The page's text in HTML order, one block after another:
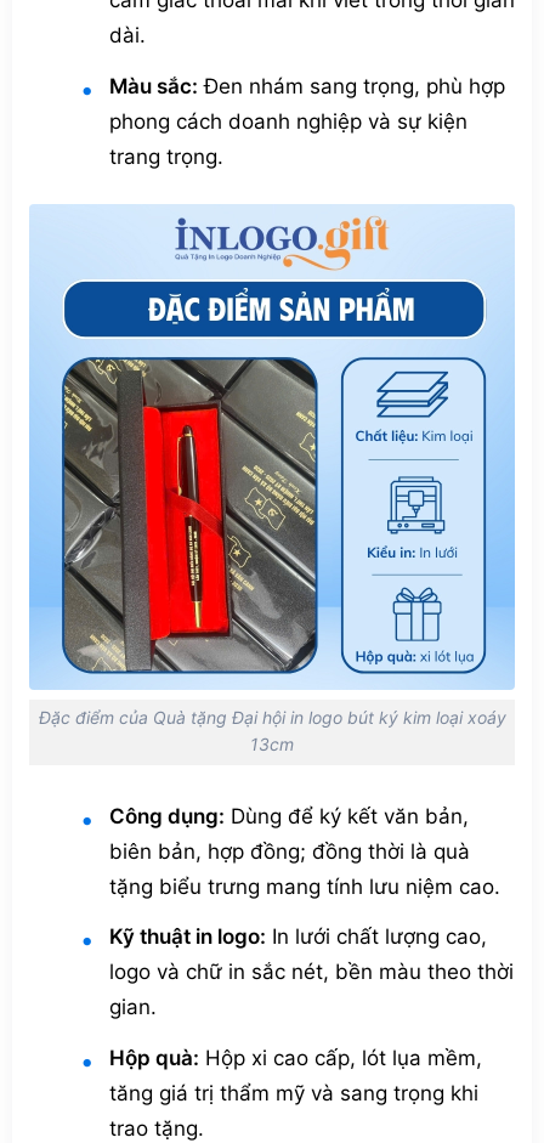
dài.
Màu sắc: Đen nhám sang trọng, phù hợp
phong cách doanh nghiệp và sự kiện
trang trọng.
Đặc điểm của Quà tặng Đại hội in logo bút ký kim loại xoáy
13cm
Công dụng: Dùng để ký kết văn bản,
biên bản, hợp đồng; đồng thời là quà
tặng biểu trưng mang tính lưu niệm cao.
Kỹ thuật in logo: In lưới chất lượng cao,
logo và chữ in sắc nét, bền màu theo thời
gian.
Hộp quà: Hộp xi cao cấp, lót lụa mềm,
tăng giá trị thẩm mỹ và sang trọng khi
trao tặng.